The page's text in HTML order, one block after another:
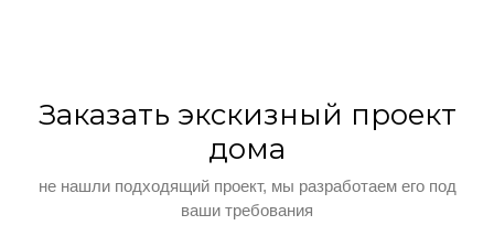
Заказать экскизный проект
дома
не нашли подходящий проект, мы разработаем его под
ваши требования